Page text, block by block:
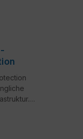
Anti-Virus.